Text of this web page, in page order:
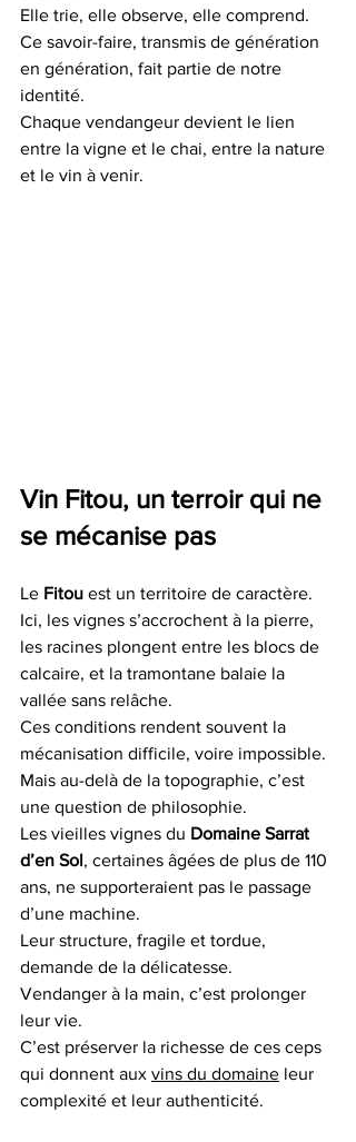
Elle trie, elle observe, elle comprend.
Ce savoir-faire, transmis de génération
en génération, fait partie de notre
identité.
Chaque vendangeur devient le lien
entre la vigne et le chai, entre la nature
et le vin à venir.
Vin Fitou, un terroir qui ne
se mécanise pas
Le Fitou est un territoire de caractère.
Ici, les vignes s’accrochent à la pierre,
les racines plongent entre les blocs de
calcaire, et la tramontane balaie la
vallée sans relâche.
Ces conditions rendent souvent la
mécanisation difficile, voire impossible.
Mais au-delà de la topographie, c’est
une question de philosophie.
Les vieilles vignes du Domaine Sarrat
d’en Sol, certaines âgées de plus de 110
ans, ne supporteraient pas le passage
d’une machine.
Leur structure, fragile et tordue,
demande de la délicatesse.
Vendanger à la main, c’est prolonger
leur vie.
C’est préserver la richesse de ces ceps
qui donnent aux vins du domaine leur
complexité et leur authenticité.